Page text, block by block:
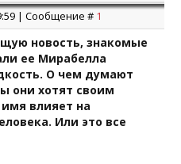
| Сообщение # 1
новость, знакомые
ее Мирабелла
О чем думают
они хотят своим
влияет на
Или это все